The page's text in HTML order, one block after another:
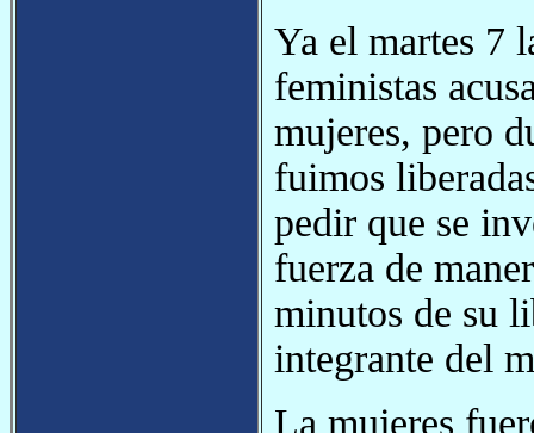
Ya el martes 7
feministas
mujeres, pero
fuimos
pedir que se
fuerza de
minutos de su
integrante del
La mujeres